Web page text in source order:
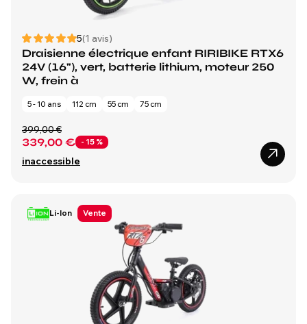
5(1 avis)
Draisienne électrique enfant RIRIBIKE RTX6
24V (16"), vert, batterie lithium, moteur 250
W, frein à
5 - 10 ans 112 cm 55 cm 75 cm
339,00 € - 15 %
399,00 €
inaccessible
Li-Ion Vente